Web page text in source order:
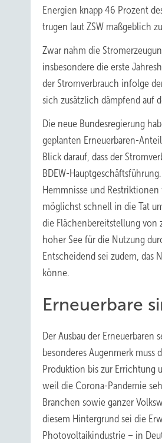
Energien knapp 46 Prozent
trugen laut ZSW maßgeblich
Zwar nahm die
insbesondere die erste
der Stromverbrauch infolge
sich zusätzlich dämpfend auf
Die neue Bundesregierung
geplanten Erneuerbaren-
Blick darauf, dass der
BDEW-
Hemmnisse und
möglichst schnell in die Tat
die Flächenbereitstellung von
hoher See für die Nutzung
Entscheidend sei zudem, das
könne.
Erneuerbare
Der Ausbau der
besonderes Augenmerk
Produktion bis zur Errichtung
weil die Corona-Pandemie
Branchen sowie ganzer
diesem Hintergrund sei die
Photovoltaikindustrie – in